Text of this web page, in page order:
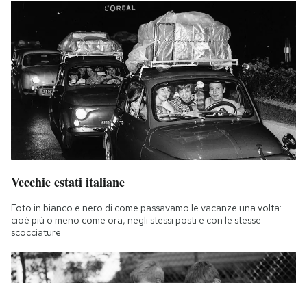
Vecchie estati italiane
Foto in bianco e nero di come passavamo le vacanze una volta:
cioè più o meno come ora, negli stessi posti e con le stesse
scocciature